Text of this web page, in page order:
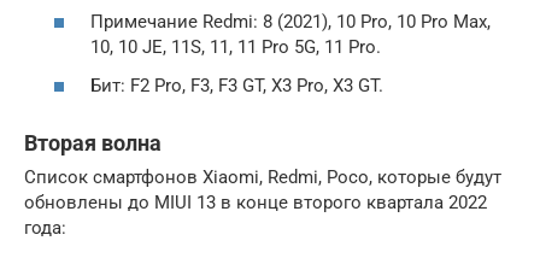
Примечание Redmi: 8 (2021), 10 Pro, 10 Pro Max,
10, 10 JE, 11S, 11, 11 Pro 5G, 11 Pro.
Бит: F2 Pro, F3, F3 GT, X3 Pro, X3 GT.
Вторая волна
Список смартфонов Xiaomi, Redmi, Poco, которые будут
обновлены до MIUI 13 в конце второго квартала 2022
года: